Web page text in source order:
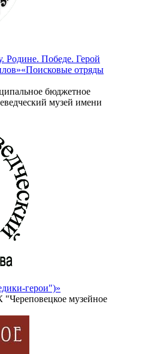
Родине. Победе. Герой
«Поисковые отряды
бюджетное
музей имени
герои")»
музейное